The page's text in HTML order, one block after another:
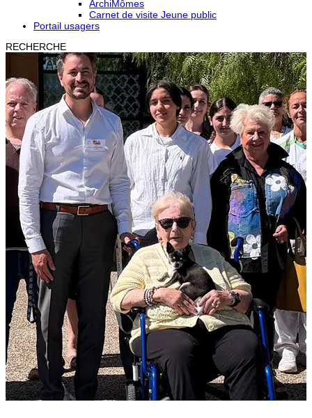
ArchiMômes
Carnet de visite Jeune public
Portail usagers
RECHERCHE